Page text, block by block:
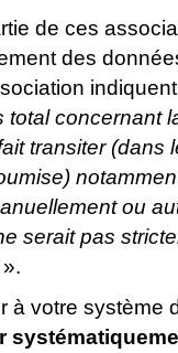
de ces
des
total concernant
transiter (dans
ou
serait pas
».
votre système